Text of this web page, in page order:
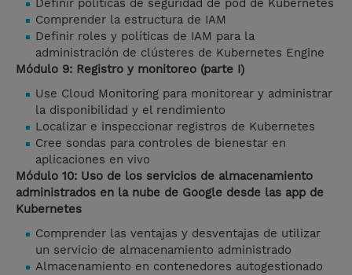
Definir políticas de seguridad de pod de Kubernetes
Comprender la estructura de IAM
Definir roles y políticas de IAM para la
administración de clústeres de Kubernetes Engine
Módulo 9: Registro y monitoreo (parte I)
Use Cloud Monitoring para monitorear y administrar
la disponibilidad y el rendimiento
Localizar e inspeccionar registros de Kubernetes
Cree sondas para controles de bienestar en
aplicaciones en vivo
Módulo 10: Uso de los servicios de almacenamiento
administrados en la nube de Google desde las app de
Kubernetes
Comprender las ventajas y desventajas de utilizar
un servicio de almacenamiento administrado
Almacenamiento en contenedores autogestionado